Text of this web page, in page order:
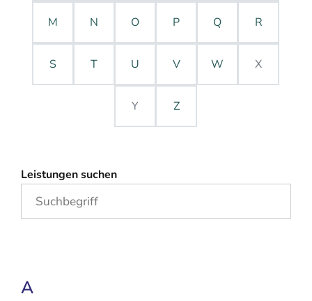
M N O P Q R
S T U V W X
Y Z
Leistungen suchen
A